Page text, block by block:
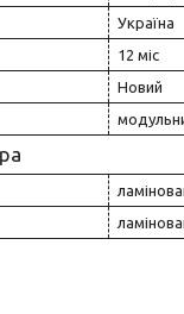
Україна
12 міс
Новий